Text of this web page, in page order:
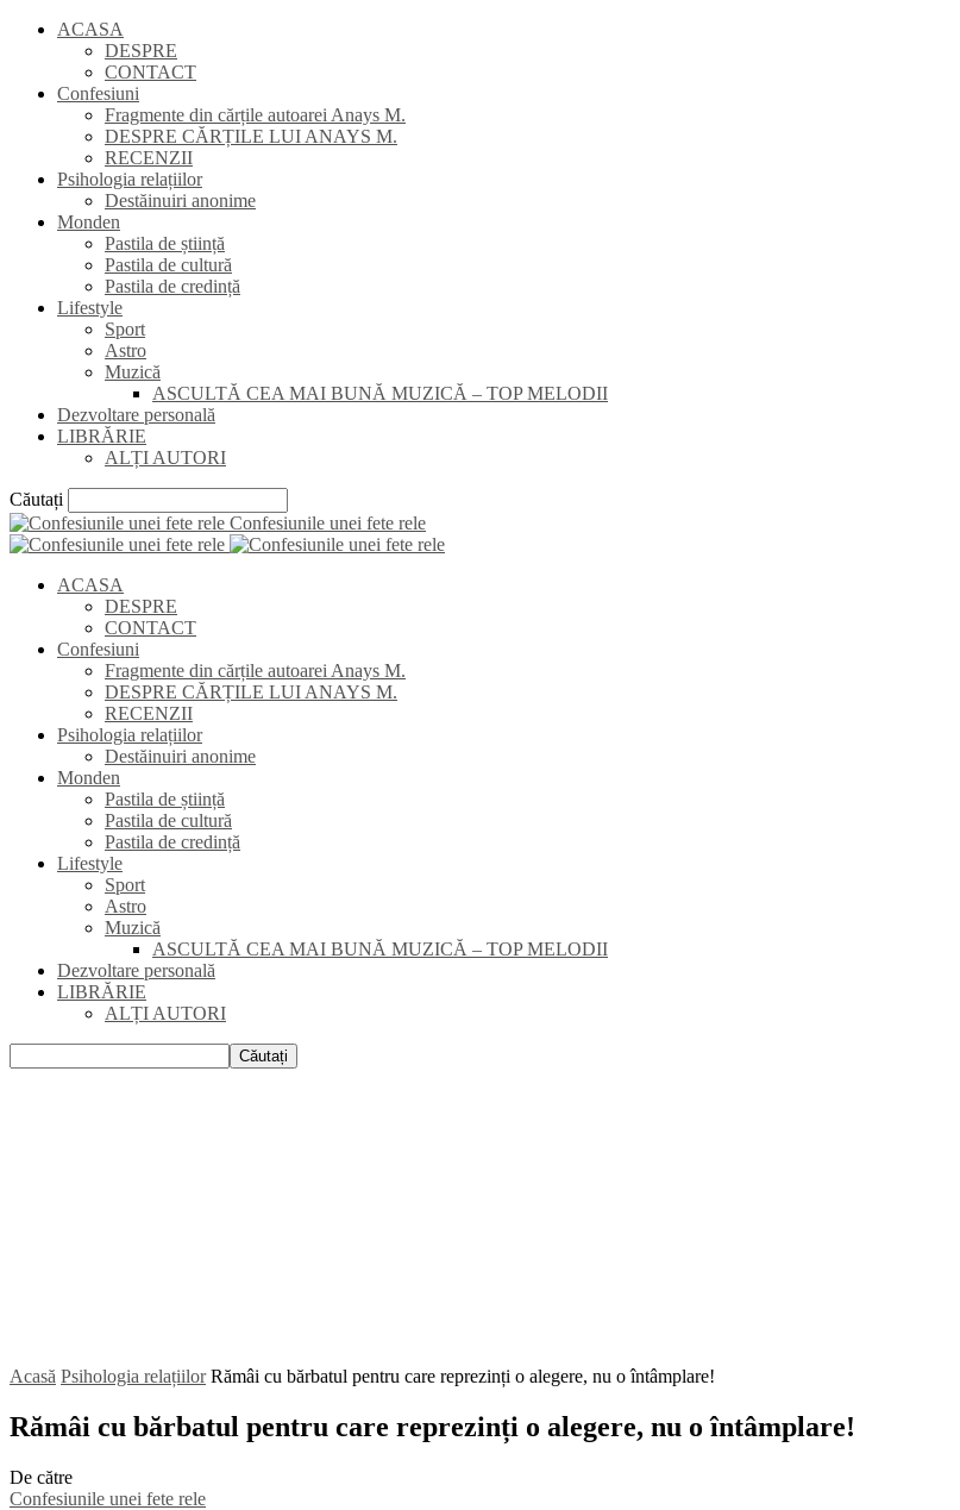
ACASA
DESPRE
CONTACT
Confesiuni
Fragmente din cărțile autoarei Anays M.
DESPRE CĂRȚILE LUI ANAYS M.
RECENZII
Psihologia relațiilor
Destăinuiri anonime
Monden
Pastila de știință
Pastila de cultură
Pastila de credință
Lifestyle
Sport
Astro
Muzică
ASCULTĂ CEA MAI BUNĂ MUZICĂ – TOP MELODII
Dezvoltare personală
LIBRĂRIE
ALȚI AUTORI
Căutați
Confesiunile unei fete rele
ACASA
DESPRE
CONTACT
Confesiuni
Fragmente din cărțile autoarei Anays M.
DESPRE CĂRȚILE LUI ANAYS M.
RECENZII
Psihologia relațiilor
Destăinuiri anonime
Monden
Pastila de știință
Pastila de cultură
Pastila de credință
Lifestyle
Sport
Astro
Muzică
ASCULTĂ CEA MAI BUNĂ MUZICĂ – TOP MELODII
Dezvoltare personală
LIBRĂRIE
ALȚI AUTORI
Acasă Psihologia relațiilor Rămâi cu bărbatul pentru care reprezinți o alegere, nu o întâmplare!
Rămâi cu bărbatul pentru care reprezinți o alegere, nu o întâmplare!
De către
Confesiunile unei fete rele